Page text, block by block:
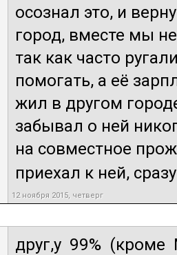
осознал это, и
город, вместе мы
так как часто
помогать, а её
жил в другом
забывал о ней
на совместное
приехал к ней,
12 ноября 2015, четверг
друг,у 99% (кроме